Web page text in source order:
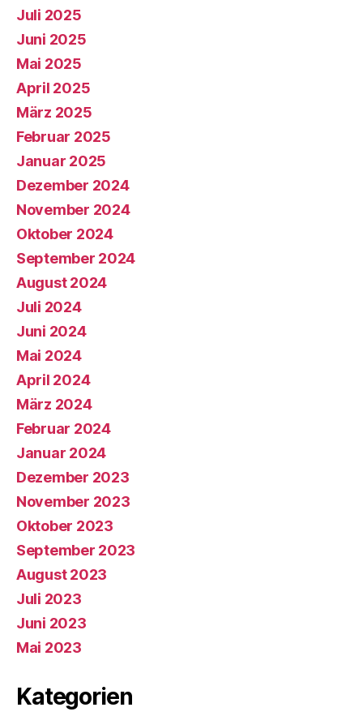
Juli 2025
Juni 2025
Mai 2025
April 2025
März 2025
Februar 2025
Januar 2025
Dezember 2024
November 2024
Oktober 2024
September 2024
August 2024
Juli 2024
Juni 2024
Mai 2024
April 2024
März 2024
Februar 2024
Januar 2024
Dezember 2023
November 2023
Oktober 2023
September 2023
August 2023
Juli 2023
Juni 2023
Mai 2023
Kategorien